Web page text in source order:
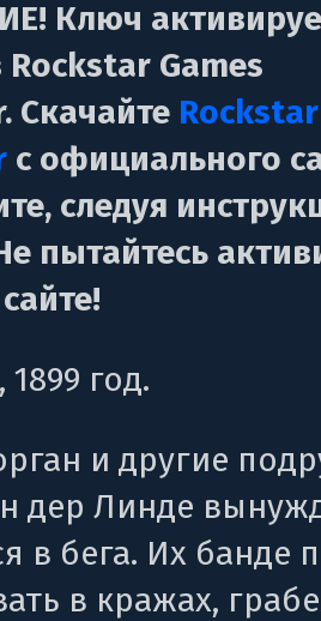
Ключ
Rockstar Games
Скачайте
c официального
следуя
пытайтесь
год.
и другие
дер Линде
в бега. Их банде
в кражах,